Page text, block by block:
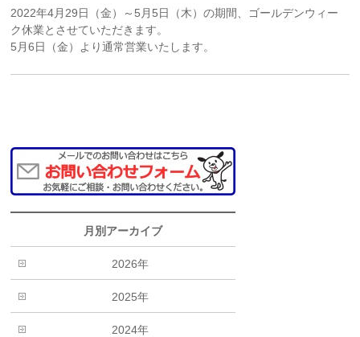
2022年4月29日（金）～5月5日（木）の期間、ゴールデンウィー
ク休業とさせていただきます。
5月6日（金）より通常営業いたします。
月別アーカイブ
2026年
2025年
2024年